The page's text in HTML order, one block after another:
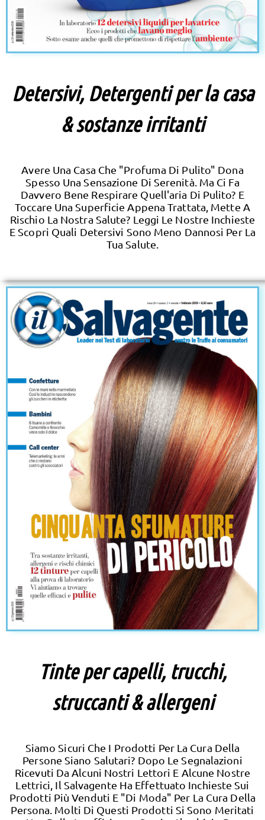
Detersivi, Detergenti per la casa
& sostanze irritanti
Avere Una Casa Che "profuma Di Pulito" Dona
Spesso Una Sensazione Di Serenità. Ma Ci Fa
Davvero Bene Respirare Quell'aria Di Pulito? E
Toccare Una Superficie Appena Trattata, Mette A
Rischio La Nostra Salute? Leggi Le Nostre Inchieste
E Scopri Quali Detersivi Sono Meno Dannosi Per La
Tua Salute.
Tinte per capelli, trucchi,
struccanti & allergeni
Siamo Sicuri Che I Prodotti Per La Cura Della
Persone Siano Salutari? Dopo Le Segnalazioni
Ricevuti Da Alcuni Nostri Lettori E Alcune Nostre
Lettrici, Il Salvagente Ha Effettuato Inchieste Sui
Prodotti Più Venduti E "di Moda" Per La Cura Della
Persona. Molti Di Questi Prodotti Si Sono Meritati